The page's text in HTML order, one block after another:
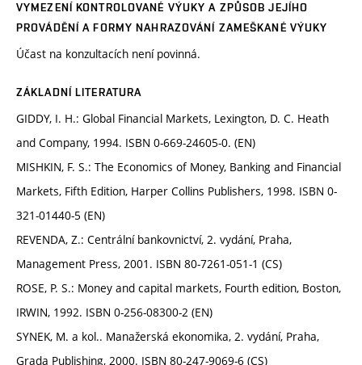
VYMEZENÍ KONTROLOVANÉ VÝUKY A ZPŮSOB JEJÍHO
PROVÁDĚNÍ A FORMY NAHRAZOVÁNÍ ZAMEŠKANÉ VÝUKY
Účast na konzultacích není povinná.
ZÁKLADNÍ LITERATURA
GIDDY, I. H.: Global Financial Markets, Lexington, D. C. Heath
and Company, 1994. ISBN 0-669-24605-0. (EN)
MISHKIN, F. S.: The Economics of Money, Banking and Financial
Markets, Fifth Edition, Harper Collins Publishers, 1998. ISBN 0-
321-01440-5 (EN)
REVENDA, Z.: Centrální bankovnictví, 2. vydání, Praha,
Management Press, 2001. ISBN 80-7261-051-1 (CS)
ROSE, P. S.: Money and capital markets, Fourth edition, Boston,
IRWIN, 1992. ISBN 0-256-08300-2 (EN)
SYNEK, M. a kol.. Manažerská ekonomika, 2. vydání, Praha,
Grada Publishing, 2000. ISBN 80-247-9069-6 (CS)